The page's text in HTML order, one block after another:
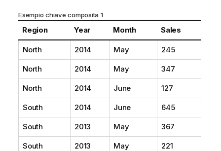
Esempio chiave composita 1
Region Year Month Sales
North 2014 May 245
North 2014 May 347
North 2014 June 127
South 2014 June 645
South 2013 May 367
South 2013 May 221